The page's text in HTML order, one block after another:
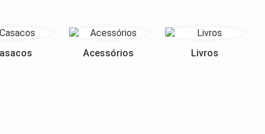
Acessórios Livros